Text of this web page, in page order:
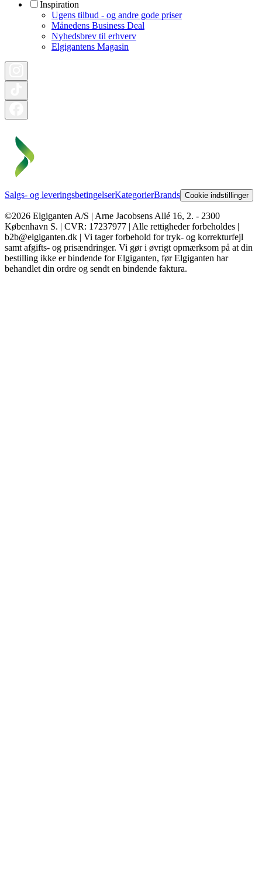
Inspiration
Ugens tilbud - og andre gode priser
Månedens Business Deal
Nyhedsbrev til erhverv
Elgigantens Magasin
Salgs- og leveringsbetingelserKategorierBrands Cookie indstillinger
©2026 Elgiganten A/S | Arne Jacobsens Allé 16, 2. - 2300
København S. | CVR: 17237977 | Alle rettigheder forbeholdes |
b2b@elgiganten.dk | Vi tager forbehold for tryk- og korrekturfejl
samt afgifts- og prisændringer. Vi gør i øvrigt opmærksom på at din
bestilling ikke er bindende for Elgiganten, før Elgiganten har
behandlet din ordre og sendt en bindende faktura.